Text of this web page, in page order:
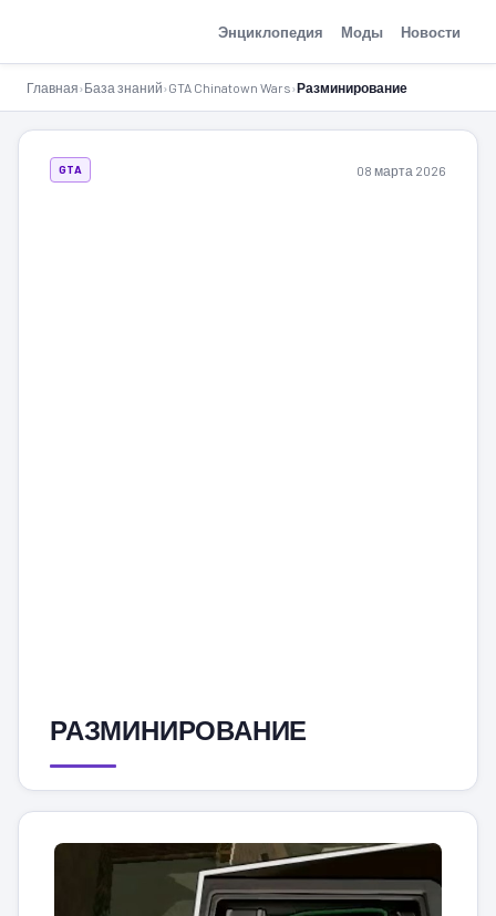
Энциклопедия Моды Новости
Главная›База знаний›GTA Chinatown Wars›Разминирование
GTA 08 марта 2026
РАЗМИНИРОВАНИЕ